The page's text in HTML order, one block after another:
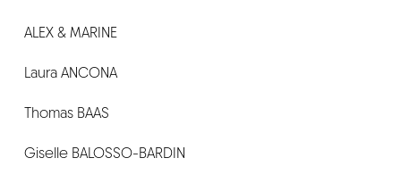
STUDIO
EDITION
FILM & ANIMATION
SCENOGRAPHY
ALEX & MARINE
Laura ANCONA
Thomas BAAS
Giselle BALOSSO-BARDIN